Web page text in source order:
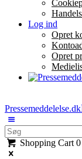
Log ind
Opret
Opret
Pressemeddelelse.dk
Shopping Cart